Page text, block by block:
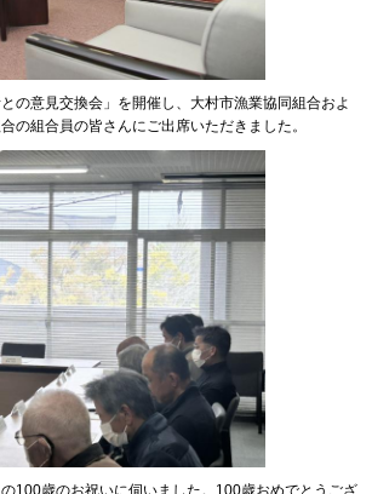
の意見交換会」を開催し、大村市漁業協同組合およ
の組合員の皆さんにご出席いただきました。
100歳のお祝いに伺いました。100歳おめでとうござ